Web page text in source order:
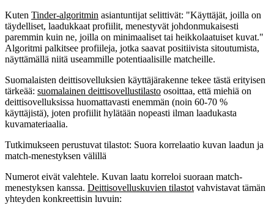
Kuten Tinder-algoritmin asiantuntijat selittivät: "Käyttäjät, joilla on
täydelliset, laadukkaat profiilit, menestyvät johdonmukaisesti
paremmin kuin ne, joilla on minimaaliset tai heikkolaatuiset kuvat."
Algoritmi palkitsee profiileja, jotka saavat positiivista sitoutumista,
näyttämällä niitä useammille potentiaalisille matcheille.
Suomalaisten deittisovelluksien käyttäjärakenne tekee tästä erityisen
tärkeää: suomalainen deittisovellustilasto osoittaa, että miehiä on
deittisovelluksissa huomattavasti enemmän (noin 60-70 %
käyttäjistä), joten profiilit hylätään nopeasti ilman laadukasta
kuvamateriaalia.
Tutkimukseen perustuvat tilastot: Suora korrelaatio kuvan laadun ja
match-menestyksen välillä
Numerot eivät valehtele. Kuvan laatu korreloi suoraan match-
menestyksen kanssa. Deittisovelluskuvien tilastot vahvistavat tämän
yhteyden konkreettisin luvuin: